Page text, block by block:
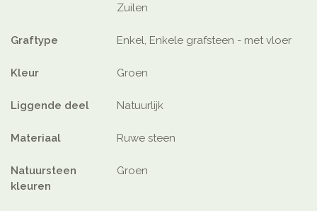
Zuilen
Graftype Enkel, Enkele grafsteen - met vloer
Kleur Groen
Liggende deel Natuurlijk
Materiaal Ruwe steen
Natuursteen
kleuren
Groen